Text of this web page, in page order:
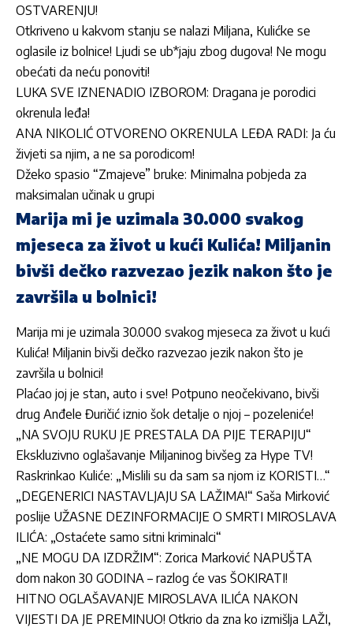
OSTVARENJU!
Otkriveno u kakvom stanju se nalazi Miljana, Kulićke se
oglasile iz bolnice! Ljudi se ub*jaju zbog dugova! Ne mogu
obećati da neću ponoviti!
LUKA SVE IZNENADIO IZBOROM: Dragana je porodici
okrenula leđa!
ANA NIKOLIĆ OTVORENO OKRENULA LEĐA RADI: Ja ću
živjeti sa njim, a ne sa porodicom!
Džeko spasio “Zmajeve” bruke: Minimalna pobjeda za
maksimalan učinak u grupi
Marija mi je uzimala 30.000 svakog
mjeseca za život u kući Kulića! Miljanin
bivši dečko razvezao jezik nakon što je
završila u bolnici!
Marija mi je uzimala 30.000 svakog mjeseca za život u kući
Kulića! Miljanin bivši dečko razvezao jezik nakon što je
završila u bolnici!
Plaćao joj je stan, auto i sve! Potpuno neočekivano, bivši
drug Anđele Đuričić iznio šok detalje o njoj – pozeleniće!
„NA SVOJU RUKU JE PRESTALA DA PIJE TERAPIJU“
Ekskluzivno oglašavanje Miljaninog bivšeg za Hype TV!
Raskrinkao Kuliće: „Mislili su da sam sa njom iz KORISTI…“
„DEGENERICI NASTAVLJAJU SA LAŽIMA!“ Saša Mirković
poslije UŽASNE DEZINFORMACIJE O SMRTI MIROSLAVA
ILIĆA: „Ostaćete samo sitni kriminalci“
„NE MOGU DA IZDRŽIM“: Zorica Marković NAPUŠTA
dom nakon 30 GODINA – razlog će vas ŠOKIRATI!
HITNO OGLAŠAVANJE MIROSLAVA ILIĆA NAKON
VIJESTI DA JE PREMINUO! Otkrio da zna ko izmišlja LAŽI,